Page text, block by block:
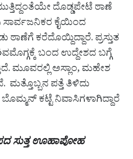
ದೊಡ್ಡಪೇಟೆ ಠಾಣೆ
ಸಾರ್ವಜನಿಕರ ಕೈಯಿಂದ
ಕರೆದೊಯ್ದಿದ್ದಾರೆ. ಪ್ರಸ್ತುತ
ಬಂದ ಉದ್ದೇಶದ ಬಗ್ಗೆ
ಮೂವರಲ್ಲಿ ಅಸ್ಲಾಂ, ಮಹೇಶ
ಮತ್ತೊಬ್ಬನ ಪತ್ತೆ ತಿಳಿದು
ಕಟ್ಟೆ ನಿವಾಸಿಗಳಾಗಿದ್ದಾರೆ
ಸುತ್ತ ಊಹಾಪೋಹ